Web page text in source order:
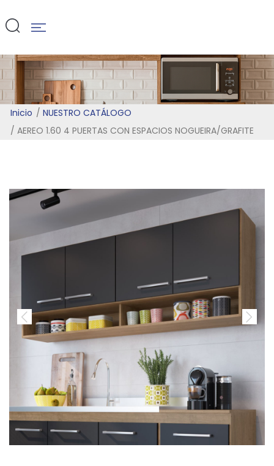
NOGUEIRA/
Inicio
NUESTRO CATÁLOGO
AEREO 1.60 4 PUERTAS CON ESPACIOS NOGUEIRA/GRAFITE